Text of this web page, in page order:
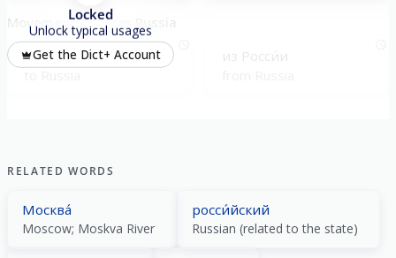
Movement: to/from Russia
в Росси́ю
Locked
Unlock typical usages
Get the Dict+ Account
RELATED WORDS
Москва́
Moscow; Moskva River
росси́йский
Russian (related to the state)